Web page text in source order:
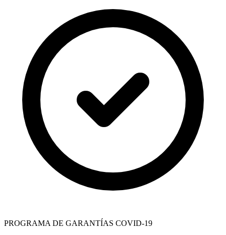
PROGRAMA DE GARANTÍAS COVID-19